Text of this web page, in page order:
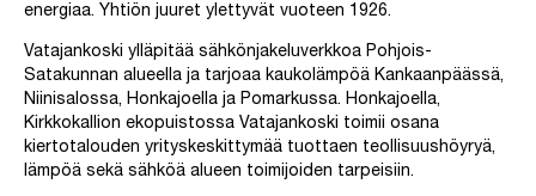
energiaa. Yhtiön juuret ylettyvät vuoteen 1926.
Vatajankoski ylläpitää sähkönjakeluverkkoa Pohjois-
Satakunnan alueella ja tarjoaa kaukolämpöä Kankaanpäässä,
Niinisalossa, Honkajoella ja Pomarkussa. Honkajoella,
Kirkkokallion ekopuistossa Vatajankoski toimii osana
kiertotalouden yrityskeskittymää tuottaen teollisuushöyryä,
lämpöä sekä sähköä alueen toimijoiden tarpeisiin.